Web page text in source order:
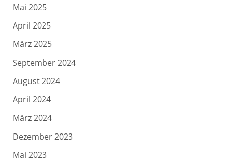
Mai 2025
April 2025
März 2025
September 2024
August 2024
April 2024
März 2024
Dezember 2023
Mai 2023